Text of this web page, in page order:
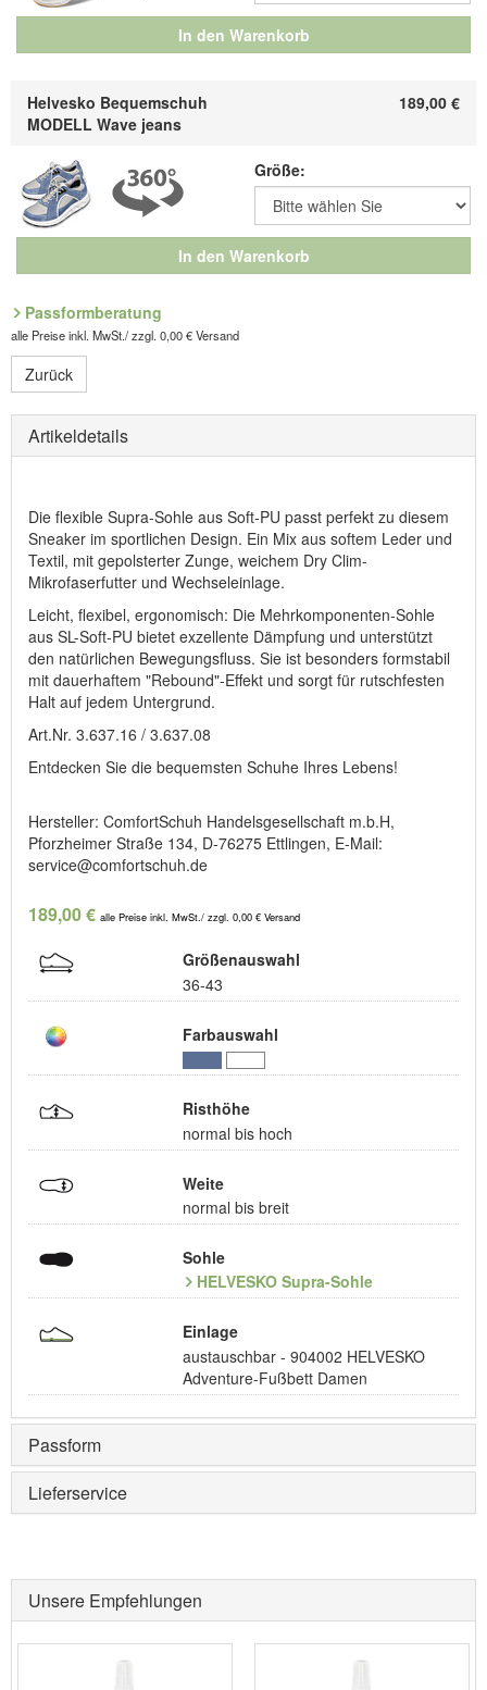
Art.Nr. 3.637.16 / 3.637.08
Entdecken Sie die bequemsten Schuhe Ihres Lebens!
Hersteller: ComfortSchuh Handelsgesellschaft m.b.H, Pforzheimer
Straße 134, D-76275 Ettlingen, E-Mail: service@comfortschuh.de
In den Warenkorb
Größe:
In den Warenkorb
Helvesko Bequemschuh
MODELL Wave jeans
189,00 €
Passformberatung
alle Preise inkl. MwSt./ zzgl. 0,00 € Versand
Zurück
Artikeldetails
Die flexible Supra-Sohle aus Soft-PU passt perfekt zu diesem
Sneaker im sportlichen Design. Ein Mix aus softem Leder und
Textil, mit gepolsterter Zunge, weichem Dry Clim-
Mikrofaserfutter und Wechseleinlage.
Leicht, flexibel, ergonomisch: Die Mehrkomponenten-Sohle
aus SL-Soft-PU bietet exzellente Dämpfung und unterstützt
den natürlichen Bewegungsfluss. Sie ist besonders formstabil
mit dauerhaftem "Rebound"-Effekt und sorgt für rutschfesten
Halt auf jedem Untergrund.
Art.Nr. 3.637.16 / 3.637.08
Entdecken Sie die bequemsten Schuhe Ihres Lebens!
Hersteller: ComfortSchuh Handelsgesellschaft m.b.H,
Pforzheimer Straße 134, D-76275 Ettlingen, E-Mail:
service@comfortschuh.de
189,00 € alle Preise inkl. MwSt./ zzgl. 0,00 € Versand
Größenauswahl
36-43
Farbauswahl
Risthöhe
normal bis hoch
Weite
normal bis breit
Sohle
HELVESKO Supra-Sohle
Einlage
austauschbar - 904002 HELVESKO
Adventure-Fußbett Damen
Passform
Lieferservice
Unsere Empfehlungen